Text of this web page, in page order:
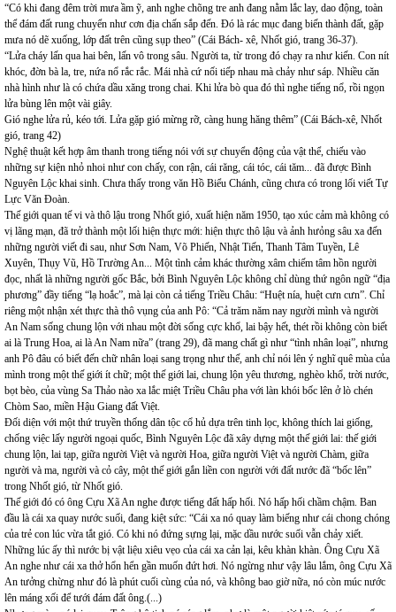
“Có khi đang đêm trời mưa ầm ỹ, anh nghe chõng tre anh đang nằm lắc lay, dao động, toàn
thể đám đất rung chuyển như cơn địa chấn sắp đến. Đó là rác mục đang biến thành đất, gặp
mưa nó dẽ xuống, lớp đất trên cũng sụp theo” (Cái Bách- xê, Nhốt gió, trang 36-37).
“Lửa cháy lấn qua hai bên, lấn vô trong sâu. Người ta, từ trong đó chạy ra như kiến. Con nít
khóc, đờn bà la, tre, nứa nổ rắc rắc. Mái nhà cứ nối tiếp nhau mà chảy như sáp. Nhiều căn
nhà hình như là có chứa dầu xăng trong chai. Khi lửa bò qua đó thì nghe tiếng nổ, rồi ngọn
lửa bùng lên một vài giây.
Gió nghe lửa rủ, kéo tới. Lửa gặp gió mừng rỡ, càng hung hăng thêm” (Cái Bách-xê, Nhốt
gió, trang 42)
Nghệ thuật kết hợp âm thanh trong tiếng nói với sự chuyển động của vật thể, chiếu vào
những sự kiện nhỏ nhoi như con chấy, con rận, cái răng, cái tóc, cái tăm... đã được Bình
Nguyên Lộc khai sinh. Chưa thấy trong văn Hồ Biểu Chánh, cũng chưa có trong lối viết Tự
Lực Văn Đoàn.
Thế giới quan tế vi và thô lậu trong Nhốt gió, xuất hiện năm 1950, tạo xúc cảm mà không có
vị lãng mạn, đã trở thành một lối hiện thực mới: hiện thực thô lậu và ảnh hưỏng sâu xa đến
những người viết đi sau, như Sơn Nam, Võ Phiến, Nhật Tiến, Thanh Tâm Tuyền, Lê
Xuyên, Thụy Vũ, Hồ Trường An... Một tình cảm khác thường xâm chiếm tâm hồn người
đọc, nhất là những người gốc Bắc, bởi Bình Nguyên Lộc không chỉ dùng thứ ngôn ngữ “địa
phương” đầy tiếng “lạ hoắc”, mà lại còn cả tiếng Triều Châu: “Huệt nía, huệt cưn cưn”. Chỉ
riêng một nhận xét thực thà thô vụng của anh Pô: “Cả trăm năm nay người mình và người
An Nam sống chung lộn với nhau một đời sống cực khổ, lai bậy hết, thét rồi không còn biết
ai là Trung Hoa, ai là An Nam nữa” (trang 29), đã mang chất gì như “tình nhân loại”, nhưng
anh Pô đâu có biết đến chữ nhân loại sang trọng như thế, anh chỉ nói lên ý nghĩ quê mùa của
mình trong một thế giới ít chữ; một thế giới lai, chung lộn yêu thương, nghèo khổ, trời nước,
bọt bèo, của vùng Sa Thảo nào xa lắc miệt Triều Châu pha với làn khói bốc lên ở lò chén
Chòm Sao, miền Hậu Giang đất Việt.
Đối diện với một thứ truyền thống dân tộc cổ hủ dựa trên tinh lọc, không thích lai giống,
chống việc lấy người ngoại quốc, Bình Nguyên Lộc đã xây dựng một thế giới lai: thế giới
chung lộn, lai tạp, giữa người Việt và người Hoa, giữa người Việt và người Chàm, giữa
người và ma, người và cỏ cây, một thế giới gắn liền con người với đất nước đã “bốc lên”
trong Nhốt gió, từ Nhốt gió.
Thế giới đó có ông Cựu Xã An nghe được tiếng đất hấp hối. Nó hấp hối chầm chậm. Ban
đầu là cái xa quay nước suối, đang kiệt sức: “Cái xa nó quay làm biếng như cái chong chóng
của trẻ con lúc vừa tắt gió. Có khi nó đứng sựng lại, mặc dầu nước suối vẫn chảy xiết.
Những lúc ấy thì nước bị vật liệu xiêu vẹo của cái xa cản lại, kêu khàn khàn. Ông Cựu Xã
An nghe như cái xa thở hổn hển gần muốn đứt hơi. Nó ngừng như vậy lâu lắm, ông Cựu Xã
An tưởng chừng như đó là phút cuối cùng của nó, và không bao giờ nữa, nó còn múc nước
lên máng xối để tưới đám đất ông.(...)